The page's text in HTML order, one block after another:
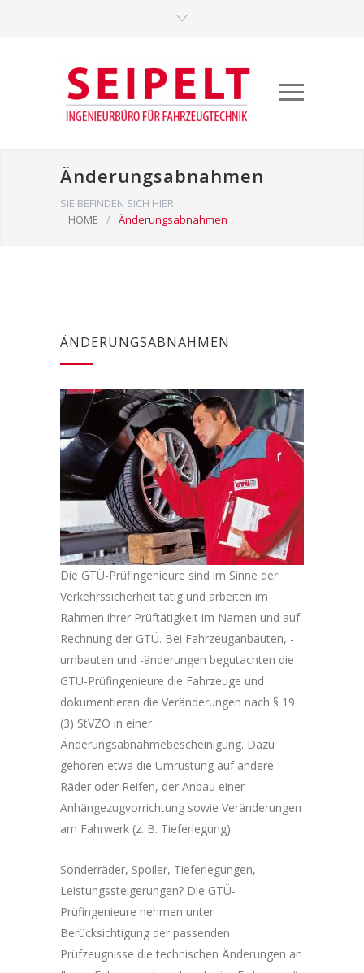
Änderungsabnahmen
SIE BEFINDEN SICH HIER:
HOME
/ Änderungsabnahmen
ÄNDERUNGSABNAHMEN
Die GTÜ-Prüfingenieure sind im Sinne der
Verkehrssicherheit tätig und arbeiten im
Rahmen ihrer Prüftätigkeit im Namen und auf
Rechnung der GTÜ. Bei Fahrzeuganbauten, -
umbauten und -änderungen begutachten die
GTÜ-Prüfingenieure die Fahrzeuge und
dokumentieren die Veränderungen nach § 19
(3) StVZO in einer
Änderungsabnahmebescheinigung. Dazu
gehören etwa die Umrüstung auf andere
Räder oder Reifen, der Anbau einer
Anhängezugvorrichtung sowie Veränderungen
am Fahrwerk (z. B. Tieferlegung).
Sonderräder, Spoiler, Tieferlegungen,
Leistungssteigerungen? Die GTÜ-
Prüfingenieure nehmen unter
Berücksichtigung der passenden
Prüfzeugnisse die technischen Änderungen an